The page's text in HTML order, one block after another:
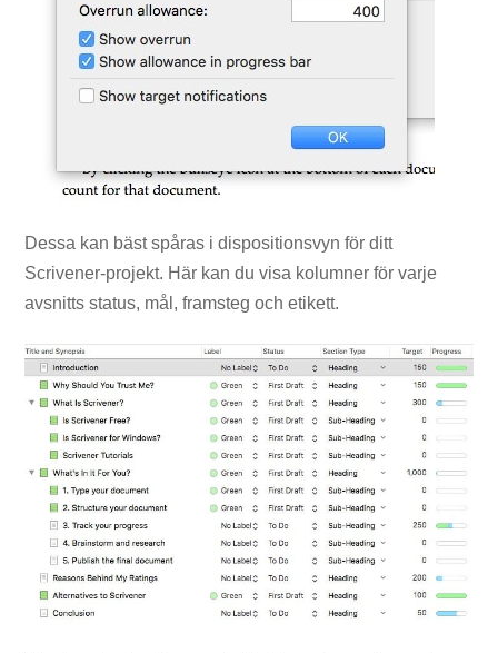
Dessa kan bäst spåras i dispositionsvyn för ditt
Scrivener-projekt. Här kan du visa kolumner för varje
avsnitts status, mål, framsteg och etikett.